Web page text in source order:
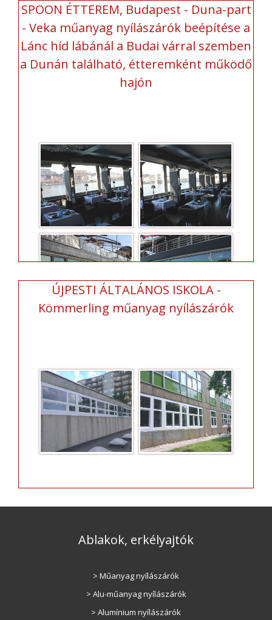
SPOON ÉTTEREM, Budapest - Duna-part
- Veka műanyag nyílászárók beépítése a
Lánc híd lábánál a Budai várral szemben
a Dunán található, étteremként működő
hajón
ÚJPESTI ÁLTALÁNOS ISKOLA -
Kömmerling műanyag nyílászárók
Ablakok, erkélyajtók
> Műanyag nyílászárók
> Alu-műanyag nyílászárók
> Alumínium nyílászárók